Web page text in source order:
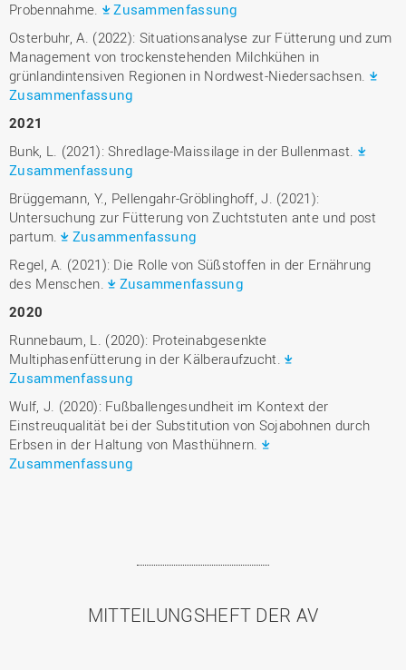
Probennahme.
Zusammenfassung
Osterbuhr, A. (2022): Situationsanalyse zur Fütterung und zum
Management von trockenstehenden Milchkühen in
grünlandintensiven Regionen in Nordwest-Niedersachsen.
Zusammenfassung
2021
Bunk, L. (2021): Shredlage-Maissilage in der Bullenmast.
Zusammenfassung
Brüggemann, Y., Pellengahr-Gröblinghoff, J. (2021):
Untersuchung zur Fütterung von Zuchtstuten ante und post
partum.
Zusammenfassung
Regel, A. (2021): Die Rolle von Süßstoffen in der Ernährung
des Menschen.
Zusammenfassung
2020
Runnebaum, L. (2020): Proteinabgesenkte
Multiphasenfütterung in der Kälberaufzucht.
Zusammenfassung
Wulf, J. (2020): Fußballengesundheit im Kontext der
Einstreuqualität bei der Substitution von Sojabohnen durch
Erbsen in der Haltung von Masthühnern.
Zusammenfassung
MITTEILUNGSHEFT DER AV